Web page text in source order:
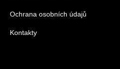
Ochrana osobních údajů
Kontakty